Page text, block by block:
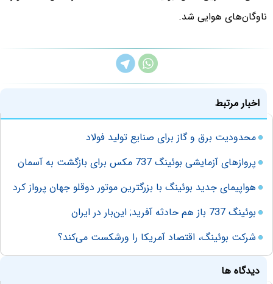
ناوگان‌های هوایی شد.
اخبار مرتبط
محدودیت برق و گاز برای صنایع تولید فولاد
پروازهای آزمایشی بوئینگ 737 مکس برای بازگشت به آسمان
هواپیمای جدید بوئینگ با بزرگترین موتور دوقلو جهان پرواز کرد
بوئینگ 737 ‌باز هم حادثه آفرید; این‌بار در ایران
شرکت بوئینگ، اقتصاد آمریکا را ورشکست می‌کند؟
دیدگاه ها